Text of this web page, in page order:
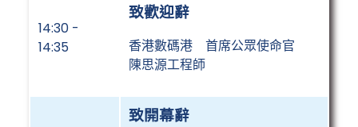
14:30 -
14:35
致歡迎辭
香港數碼港 首席公眾使命官
陳思源工程師
致開幕辭